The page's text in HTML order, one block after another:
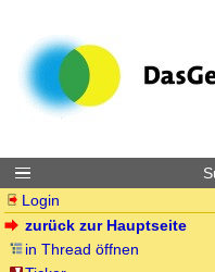
Login
zurück zur Hauptseite
in Thread öffnen